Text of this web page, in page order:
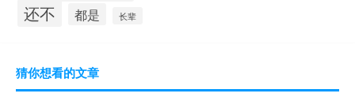
还不 都是 长辈
猜你想看的文章